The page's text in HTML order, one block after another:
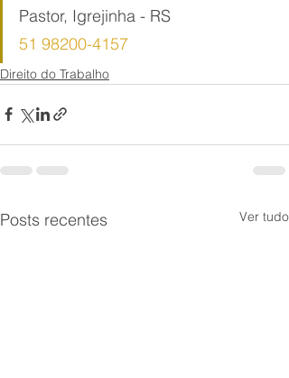
Pastor, Igrejinha - RS
51 98200-4157
Direito do Trabalho
Posts recentes Ver tudo